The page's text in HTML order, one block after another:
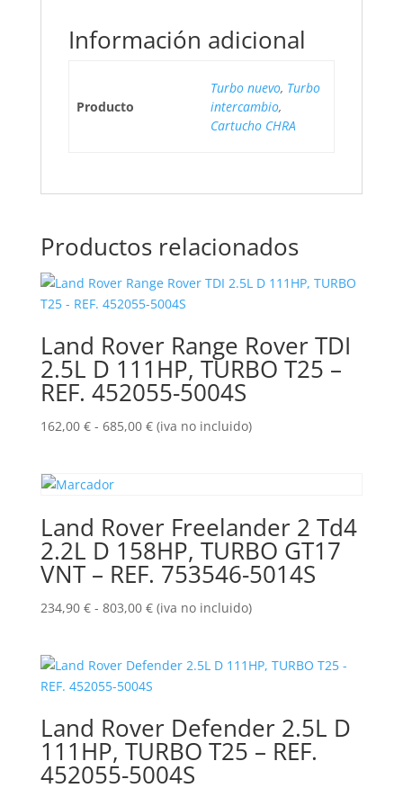
Información adicional
Producto
Turbo nuevo, Turbo
intercambio,
Cartucho CHRA
Productos relacionados
Land Rover Range Rover TDI
2.5L D 111HP, TURBO T25 –
REF. 452055-5004S
162,00 € - 685,00 €Rango
hasta
685,00 €
(iva no incluido)
Land Rover Freelander 2 Td4
2.2L D 158HP, TURBO GT17
VNT – REF. 753546-5014S
234,90 € - 803,00 €Rango
desde
234,90 €
803,00 €
(iva no incluido)
Land Rover Defender 2.5L D
111HP, TURBO T25 – REF.
452055-5004S